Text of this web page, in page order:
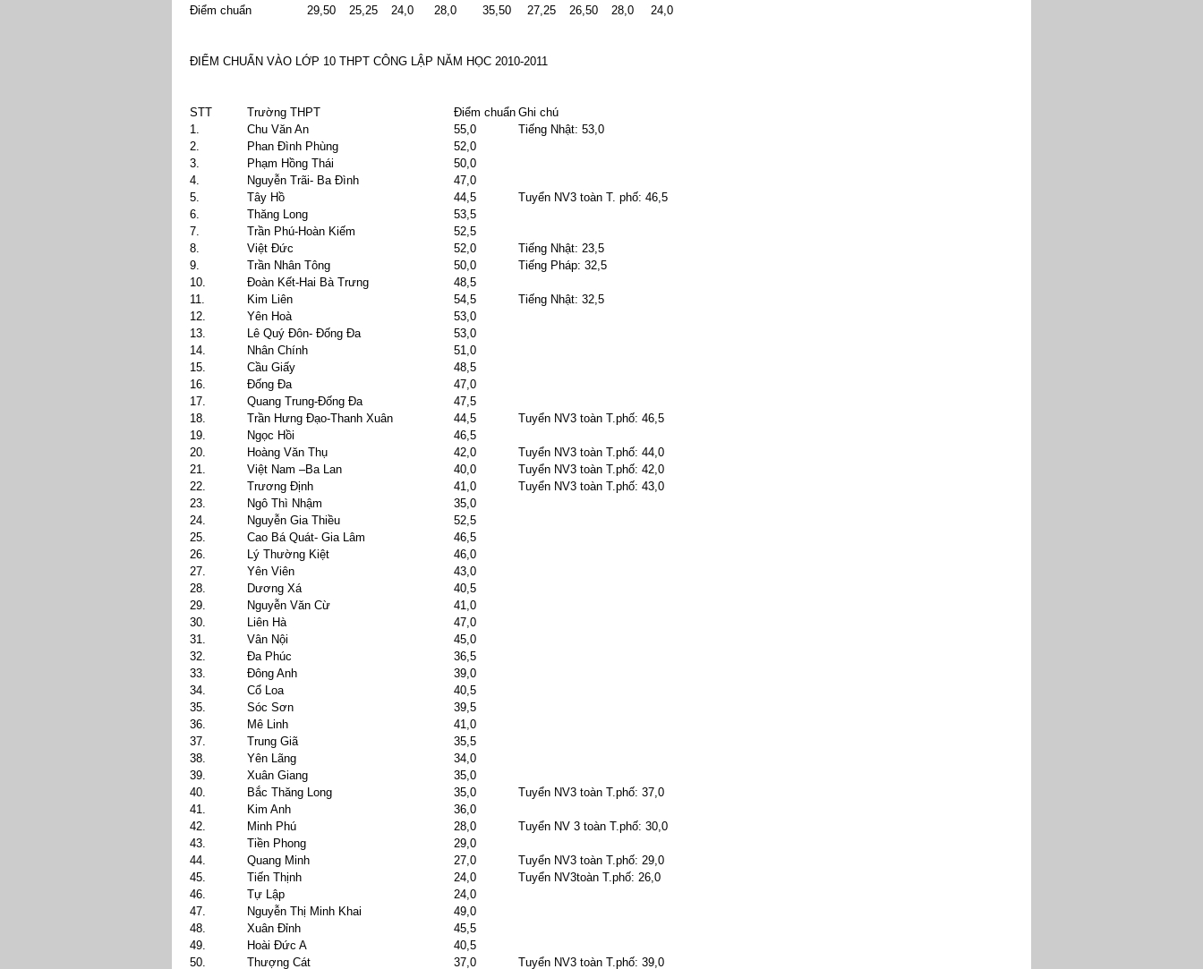
Điểm chuẩn 29,50 25,25 24,0 28,0 35,50 27,25 26,50 28,0 24,0
ĐIỂM CHUẨN VÀO LỚP 10 THPT CÔNG LẬP NĂM HỌC 2010-2011
STT Trường THPT Điểm chuẩn Ghi chú
1.
Chu Văn An 55,0
Tiếng Nhật: 53,0
2.
Phan Đình Phùng
52,0
3.
Phạm Hồng Thái
50,0
4.
Nguyễn Trãi- Ba Đình
47,0
5.
Tây Hồ 44,5
Tuyển NV3 toàn T. phố: 46,5
6.
Thăng Long
53,5
7.
Trần Phú-Hoàn Kiếm
52,5
8.
Việt Đức 52,0
Tiếng Nhật: 23,5
9.
Trần Nhân Tông 50,0
Tiếng Pháp: 32,5
10.
Đoàn Kết-Hai Bà Trưng
48,5
11.
Kim Liên 54,5
Tiếng Nhật: 32,5
12.
Yên Hoà
53,0
13.
Lê Quý Đôn- Đống Đa
53,0
14.
Nhân Chính
51,0
15.
Cầu Giấy
48,5
16.
Đống Đa
47,0
17.
Quang Trung-Đống Đa
47,5
18.
Trần Hưng Đạo-Thanh Xuân 44,5
Tuyển NV3 toàn T.phố: 46,5
19.
Ngọc Hồi
46,5
20.
Hoàng Văn Thụ 42,0
Tuyển NV3 toàn T.phố: 44,0
21.
Việt Nam –Ba Lan 40,0
Tuyển NV3 toàn T.phố: 42,0
22.
Trương Định 41,0
Tuyển NV3 toàn T.phố: 43,0
23.
Ngô Thì Nhậm
35,0
24.
Nguyễn Gia Thiều
52,5
25.
Cao Bá Quát- Gia Lâm
46,5
26.
Lý Thường Kiệt
46,0
27.
Yên Viên
43,0
28.
Dương Xá
40,5
29.
Nguyễn Văn Cừ
41,0
30.
Liên Hà
47,0
31.
Vân Nội
45,0
32.
Đa Phúc
36,5
33.
Đông Anh
39,0
34.
Cổ Loa
40,5
35.
Sóc Sơn
39,5
36.
Mê Linh
41,0
37.
Trung Giã
35,5
38.
Yên Lãng
34,0
39.
Xuân Giang
35,0
40.
Bắc Thăng Long 35,0
Tuyển NV3 toàn T.phố: 37,0
41.
Kim Anh
36,0
42.
Minh Phú 28,0
Tuyển NV 3 toàn T.phố: 30,0
43.
Tiền Phong
29,0
44.
Quang Minh 27,0
Tuyển NV3 toàn T.phố: 29,0
45.
Tiến Thịnh 24,0
Tuyển NV3toàn T.phố: 26,0
46.
Tự Lập
24,0
47.
Nguyễn Thị Minh Khai
49,0
48.
Xuân Đỉnh
45,5
49.
Hoài Đức A
40,5
50.
Thượng Cát 37,0 Tuyển NV3 toàn T.phố: 39,0